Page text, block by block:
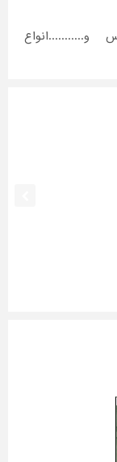
و...........انواع